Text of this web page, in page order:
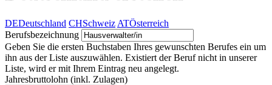
DEDeutschland CHSchweiz ATÖsterreich
Berufsbezeichnung
Geben Sie die ersten Buchstaben Ihres gewunschten Berufes ein um
ihn aus der Liste auszuwählen. Existiert der Beruf nicht in unserer
Liste, wird er mit Ihrem Eintrag neu angelegt.
Jahresbruttolohn (inkl. Zulagen)